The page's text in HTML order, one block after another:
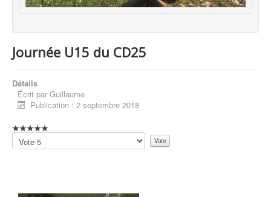
Journée U15 du CD25
Détails
Écrit par Guillaume
Publication : 2 septembre 2018
Veuillez
voter